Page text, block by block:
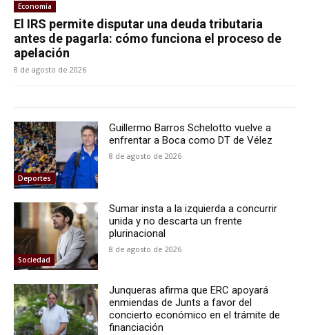
Economía
El IRS permite disputar una deuda tributaria
antes de pagarla: cómo funciona el proceso de
apelación
8 de agosto de 2026
Deportes
Guillermo Barros Schelotto vuelve a
enfrentar a Boca como DT de Vélez
8 de agosto de 2026
Sociedad
Sumar insta a la izquierda a concurrir
unida y no descarta un frente
plurinacional
8 de agosto de 2026
Junqueras afirma que ERC apoyará
enmiendas de Junts a favor del
concierto económico en el trámite de
financiación